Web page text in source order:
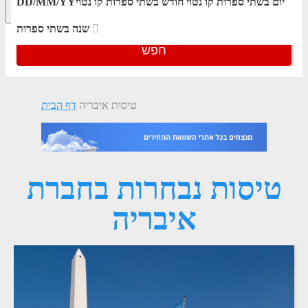
חפש
חיפוש מתקדםאפשרויות החיפוש הנוספות מוצגות לפני
דף הבית טיסות איבריה
טיסות נבחרות בחברת
איבריה